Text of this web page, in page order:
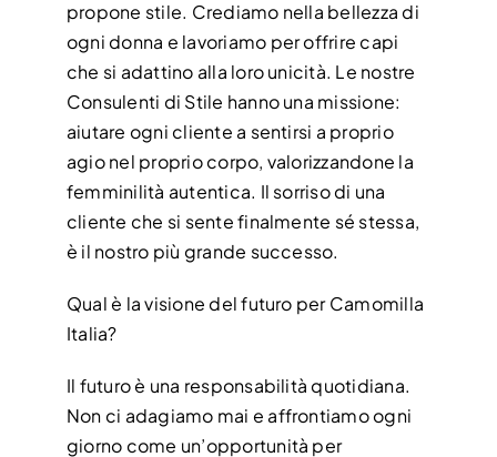
propone stile. Crediamo nella bellezza di
ogni donna e lavoriamo per offrire capi
che si adattino alla loro unicità. Le nostre
Consulenti di Stile hanno una missione:
aiutare ogni cliente a sentirsi a proprio
agio nel proprio corpo, valorizzandone la
femminilità autentica. Il sorriso di una
cliente che si sente finalmente sé stessa,
è il nostro più grande successo.
Qual è la visione del futuro per Camomilla
Italia?
Il futuro è una responsabilità quotidiana.
Non ci adagiamo mai e affrontiamo ogni
giorno come un’opportunità per